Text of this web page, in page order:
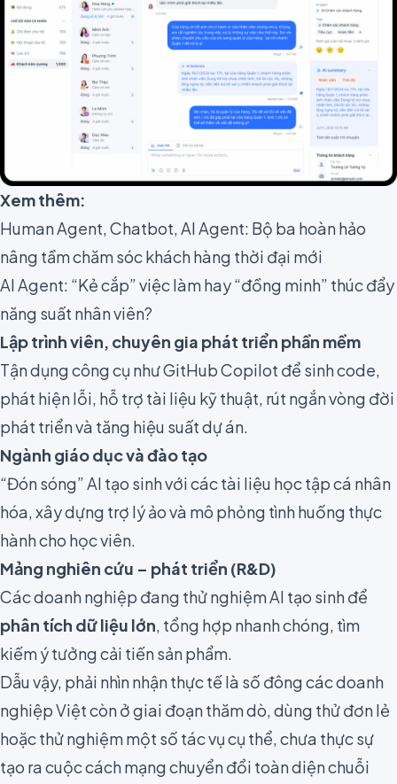
Xem thêm:
Human Agent, Chatbot, AI Agent: Bộ ba hoàn hảo
nâng tầm chăm sóc khách hàng thời đại mới
AI Agent: “Kẻ cắp” việc làm hay “đồng minh” thúc đẩy
năng suất nhân viên?
Lập trình viên, chuyên gia phát triển phần mềm
Tận dụng công cụ như GitHub Copilot để sinh code,
phát hiện lỗi, hỗ trợ tài liệu kỹ thuật, rút ngắn vòng đời
phát triển và tăng hiệu suất dự án.
Ngành giáo dục và đào tạo
“Đón sóng” AI tạo sinh với các tài liệu học tập cá nhân
hóa, xây dựng trợ lý ảo và mô phỏng tình huống thực
hành cho học viên.
Mảng nghiên cứu – phát triển (R&D)
Các doanh nghiệp đang thử nghiệm AI tạo sinh để
phân tích dữ liệu lớn, tổng hợp nhanh chóng, tìm
kiếm ý tưởng cải tiến sản phẩm.
Dẫu vậy, phải nhìn nhận thực tế là số đông các doanh
nghiệp Việt còn ở giai đoạn thăm dò, dùng thử đơn lẻ
hoặc thử nghiệm một số tác vụ cụ thể, chưa thực sự
tạo ra cuộc cách mạng chuyển đổi toàn diện chuỗi